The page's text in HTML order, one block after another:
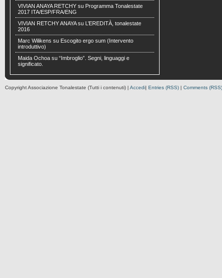
VIVIAN ANAYA RETCHY su Programma Tonalestate
2017 ITA/ESP/FRA/ENG
VIVIAN RETCHY ANAYAsu
L’EREDITÀ, tonalestate
2016
Marc Wilikens su Escogito ergo sum (Intervento
introduttivo)
Maida Ochoa su “Imbroglio”. Segni, linguaggi e
significato.
Copyright Associazione Tonalestate (Tutti i contenuti) | Accedi| Entries (RSS) | Comments (RSS)